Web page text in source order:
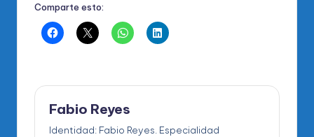
Comparte esto:
Fabio Reyes
Identidad: Fabio Reyes. Especialidad